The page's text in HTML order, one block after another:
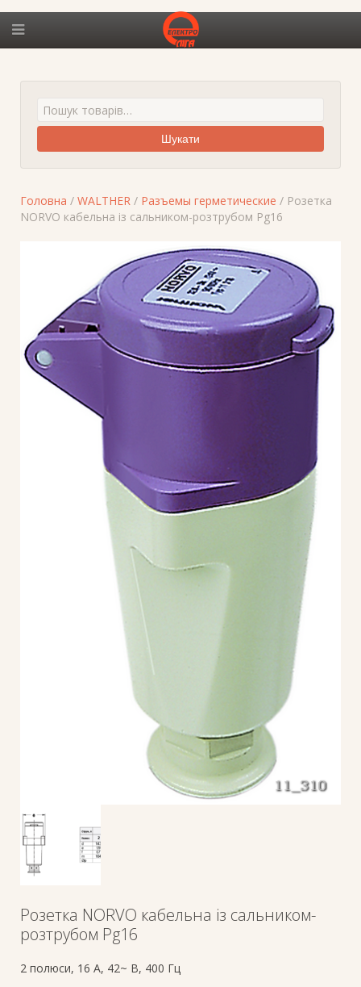
Шукати
Головна / WALTHER / Разъемы герметические / Розетка
NORVO кабельна із сальником-розтрубом Pg16
Розетка NORVO кабельна із сальником-
розтрубом Pg16
2 полюси, 16 A, 42~ В, 400 Гц